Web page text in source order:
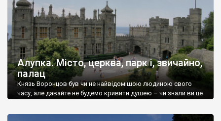
Алупка. Місто, церква, парк і, звичайно,
палац
Князь Воронцов був чи не найвідомішою людиною свого
часу, але давайте не будемо кривити душею – чи знали ви це